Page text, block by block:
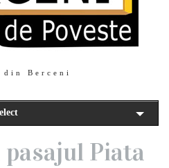
din Berceni
Piata